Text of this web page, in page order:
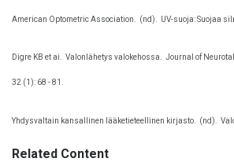
American Optometric Association. (nd). UV-suoja: Suojaa
Digre KB et ai. Valonlähetys valokehossa. Journal of
32 (1): 68 - 81.
Yhdysvaltain kansallinen lääketieteellinen kirjasto. (nd).
Related Content